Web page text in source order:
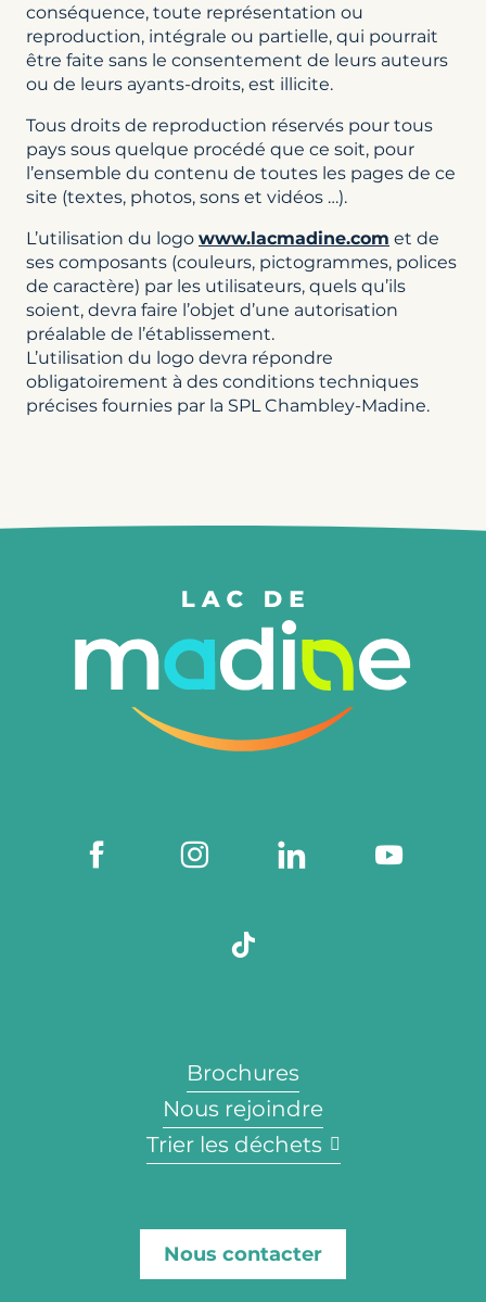
conséquence, toute représentation ou
reproduction, intégrale ou partielle, qui pourrait
être faite sans le consentement de leurs auteurs
ou de leurs ayants-droits, est illicite.
Tous droits de reproduction réservés pour tous
pays sous quelque procédé que ce soit, pour
l’ensemble du contenu de toutes les pages de ce
site (textes, photos, sons et vidéos …).
L’utilisation du logo www.lacmadine.com et de
ses composants (couleurs, pictogrammes, polices
de caractère) par les utilisateurs, quels qu’ils
soient, devra faire l’objet d’une autorisation
préalable de l’établissement.
L’utilisation du logo devra répondre
obligatoirement à des conditions techniques
précises fournies par la SPL Chambley-Madine.
Brochures
Nous rejoindre
Trier les déchets
Nous contacter